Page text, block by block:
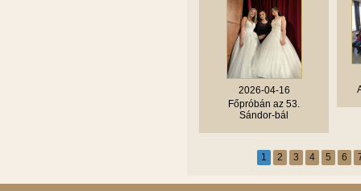
2026-04-16
Főpróbán az 53.
Sándor-bál
1 2 3 4 5 6